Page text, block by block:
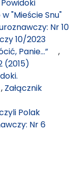
Powidoki
"Mieście Snu"
Nr 10
10/2023
Panie...” ,
(2015)
, Załącznik
Polak
Nr 6